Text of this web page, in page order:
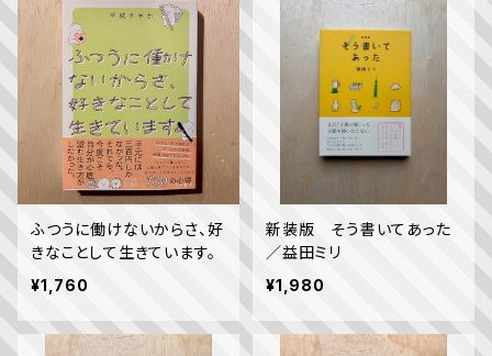
ふつうに働けないからさ、好
きなことして生きています。
¥1,760
新装版 そう書いてあった
／益田ミリ
¥1,980